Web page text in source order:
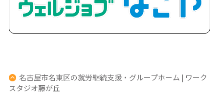
名古屋市名東区の就労継続支援・グループホーム | ワーク
スタジオ藤が丘